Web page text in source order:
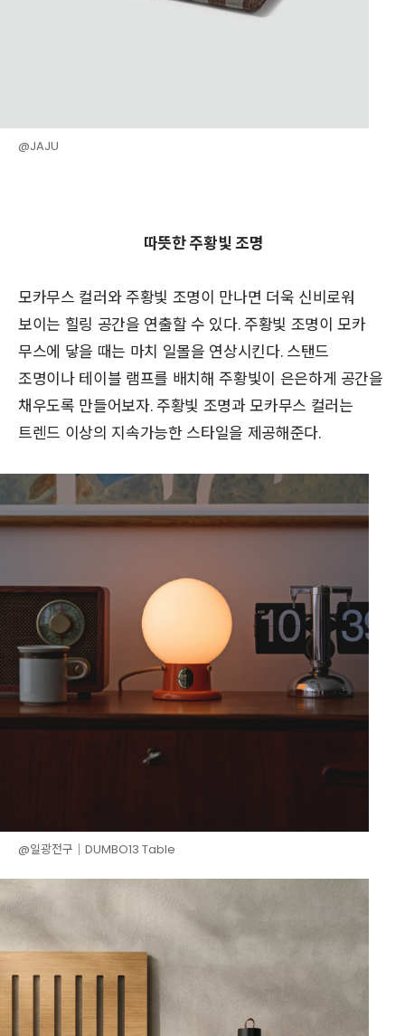
@JAJU
따뜻한 주황빛 조명
모카무스 컬러와 주황빛 조명이 만나면 더욱 신비로워
보이는 힐링 공간을 연출할 수 있다. 주황빛 조명이 모카
무스에 닿을 때는 마치 일몰을 연상시킨다. 스탠드
조명이나 테이블 램프를 배치해 주황빛이 은은하게 공간을
채우도록 만들어보자. 주황빛 조명과 모카무스 컬러는
트렌드 이상의 지속가능한 스타일을 제공해준다.
@일광전구│DUMBO13 Table